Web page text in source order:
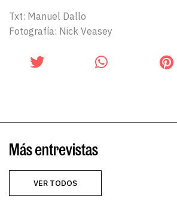
Txt: Manuel Dallo
Fotografía: Nick Veasey
Más entrevistas
VER TODOS